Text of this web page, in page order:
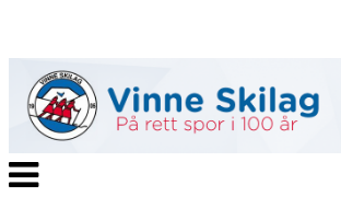
Veksle
navigasjon